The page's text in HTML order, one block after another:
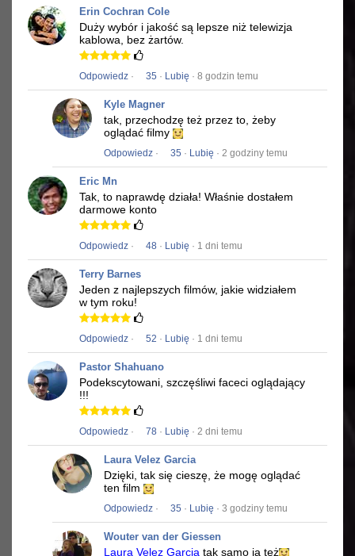
Erin Cochran Cole
Duży wybór i jakość są lepsze niż telewizja
kablowa, bez żartów.
Odpowiedz · 35 · Lubię · 8 godzin temu
Kyle Magner
tak, przechodzę też przez to, żeby
oglądać filmy
Odpowiedz · 35 · Lubię · 2 godziny temu
Eric Mn
Tak, to naprawdę działa! Właśnie dostałem
darmowe konto
Odpowiedz · 48 · Lubię · 1 dni temu
Terry Barnes
Jeden z najlepszych filmów, jakie widziałem
w tym roku!
Odpowiedz · 52 · Lubię · 1 dni temu
Pastor Shahuano
Podekscytowani, szczęśliwi faceci oglądający
!!!
Odpowiedz · 78 · Lubię · 2 dni temu
Laura Velez Garcia
Dzięki, tak się cieszę, że mogę oglądać
ten film
Odpowiedz · 35 · Lubię · 3 godziny temu
Wouter van der Giessen
Laura Velez Garcia tak samo ja też